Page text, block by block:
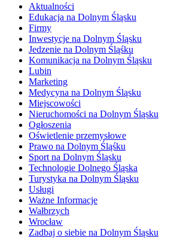
Aktualności
Edukacja na Dolnym Śląsku
Firmy
Inwestycje na Dolnym Śląsku
Jedzenie na Dolnym Śląśku
Komunikacja na Dolnym Śląsku
Lubin
Marketing
Medycyna na Dolnym Śląsku
Miejscowości
Nieruchomości na Dolnym Śląsku
Ogłoszenia
Oświetlenie przemysłowe
Prawo na Dolnym Śląśku
Sport na Dolnym Śląsku
Technologie Dolnego Śląska
Turystyka na Dolnym Śląsku
Usługi
Ważne Informacje
Wałbrzych
Wrocław
Zadbaj o siebie na Dolnym Śląsku